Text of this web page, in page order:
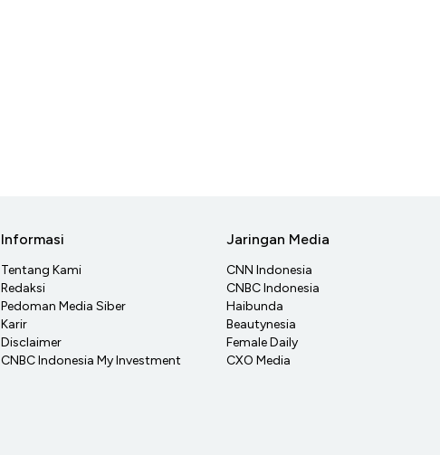
Informasi
Tentang Kami
Redaksi
Pedoman Media Siber
Karir
Disclaimer
CNBC Indonesia My Investment
Jaringan Media
CNN Indonesia
CNBC Indonesia
Haibunda
Beautynesia
Female Daily
CXO Media